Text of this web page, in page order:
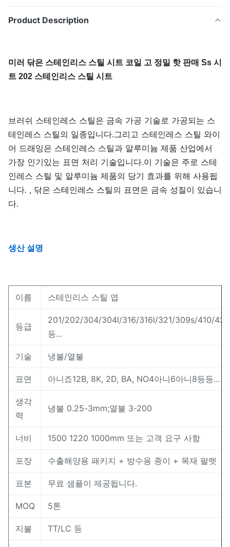
Product Description
미러 닦은 스테인리스 스틸 시트 코일 고 정밀 핫 판매 Ss 시
트 202 스테인리스 스틸 시트
브러쉬 스테인레스 스틸은 금속 가공 기술로 가공되는 스
테인레스 스틸의 일종입니다.그리고 스테인레스 스틸 와이
어 드래잉은 스테인레스 스틸과 알루미늄 제품 산업에서
가장 인기있는 표면 처리 기술입니다.이 기술은 주로 스테
인레스 스틸 및 알루미늄 제품의 당기 효과를 위해 사용됩
니다. , 닦은 스테인레스 스틸의 표면은 금속 성질이 있습니
다.
생산 설명
이름 스테인리스 스틸 엽
등급
201/202/304/304l/316/316l/321/309s/410/
등...
기술 냉불/열불
표면 아니죠12B, 8K, 2D, BA, NO4아니6아니8등등...
생각
력
냉불 0.25-3mm;열불 3-200
너비 1500 1220 1000mm 또는 고객 요구 사항
포장 수출해양용 패키지 + 방수용 종이 + 목재 팔렛
표본 무료 샘플이 제공됩니다.
MOQ 5톤
지불 TT/LC 등